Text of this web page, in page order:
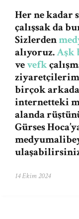
Her ne kadar
çalışsak da
Sizlerden
alıyoruz.Aşk
vevefk
birçok
internetteki
alanda
Gürses
14 Ekim 2024